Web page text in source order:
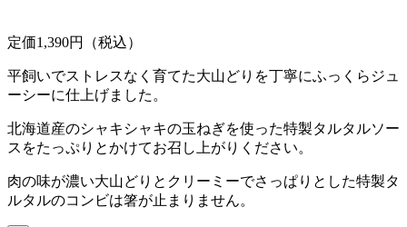
定価1,390円（税込）
平飼いでストレスなく育てた大山どりを丁寧にふっくらジュ
ーシーに仕上げました。
北海道産のシャキシャキの玉ねぎを使った特製タルタルソー
スをたっぷりとかけてお召し上がりください。
肉の味が濃い大山どりとクリーミーでさっぱりとした特製タ
ルタルのコンビは箸が止まりません。